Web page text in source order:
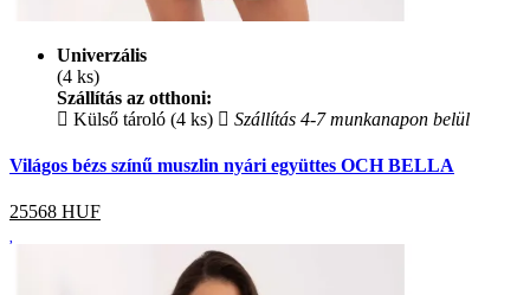
Univerzális
(4 ks)
Szállítás az otthoni:
Külső tároló (4 ks)
Szállítás 4-7 munkanapon belül
Világos bézs színű muszlin nyári együttes OCH BELLA
25568 HUF